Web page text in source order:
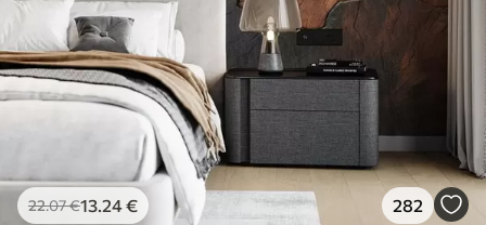
Premium-Vinyl
65.0039.00€/m²
Peel and Stick
/m²
22.07€13 .24€ 282